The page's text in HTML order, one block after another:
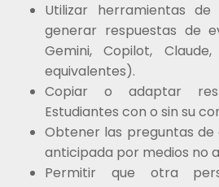
Utilizar herramientas
generar respuestas de
Gemini, Copilot,
equivalentes).
Copiar o adaptar
Estudiantes con o sin su
Obtener las preguntas
anticipada por medios no
Permitir que otra